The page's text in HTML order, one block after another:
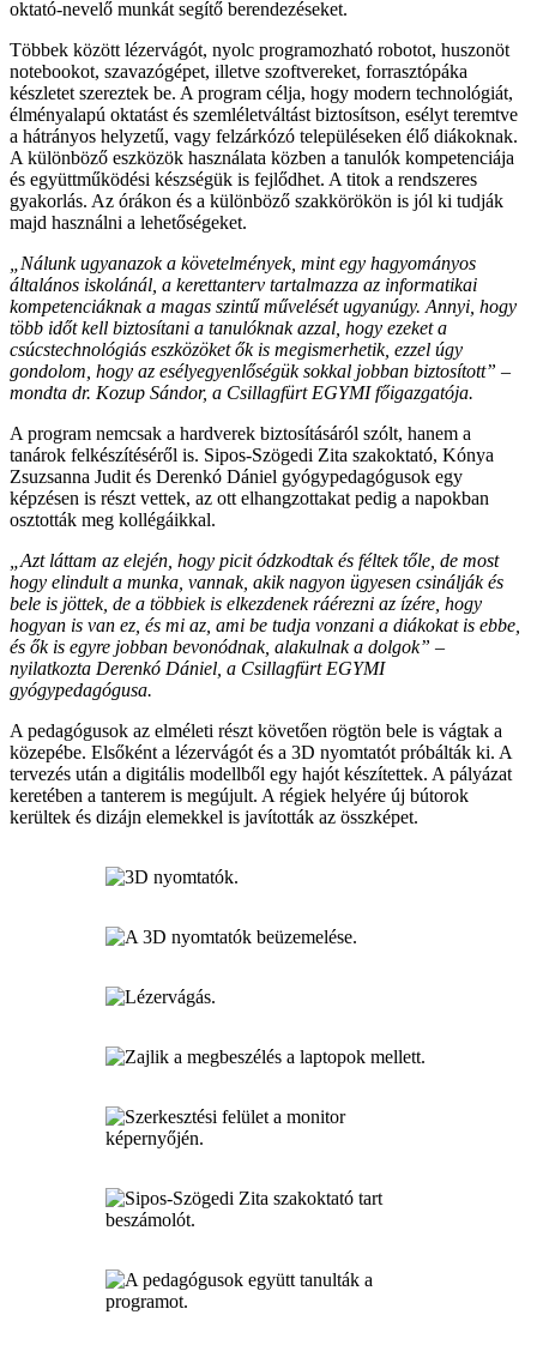
oktató-nevelő munkát segítő berendezéseket.
Többek között lézervágót, nyolc programozható robotot, huszonöt
notebookot, szavazógépet, illetve szoftvereket, forrasztópáka
készletet szereztek be. A program célja, hogy modern technológiát,
élményalapú oktatást és szemléletváltást biztosítson, esélyt teremtve
a hátrányos helyzetű, vagy felzárkózó településeken élő diákoknak.
A különböző eszközök használata közben a tanulók kompetenciája
és együttműködési készségük is fejlődhet. A titok a rendszeres
gyakorlás. Az órákon és a különböző szakkörökön is jól ki tudják
majd használni a lehetőségeket.
„Nálunk ugyanazok a követelmények, mint egy hagyományos
általános iskolánál, a kerettanterv tartalmazza az informatikai
kompetenciáknak a magas szintű művelését ugyanúgy. Annyi, hogy
több időt kell biztosítani a tanulóknak azzal, hogy ezeket a
csúcstechnológiás eszközöket ők is megismerhetik, ezzel úgy
gondolom, hogy az esélyegyenlőségük sokkal jobban biztosított” –
mondta dr. Kozup Sándor, a Csillagfürt EGYMI főigazgatója.
A program nemcsak a hardverek biztosításáról szólt, hanem a
tanárok felkészítéséről is. Sipos-Szögedi Zita szakoktató, Kónya
Zsuzsanna Judit és Derenkó Dániel gyógypedagógusok egy
képzésen is részt vettek, az ott elhangzottakat pedig a napokban
osztották meg kollégáikkal.
„Azt láttam az elején, hogy picit ódzkodtak és féltek tőle, de most
hogy elindult a munka, vannak, akik nagyon ügyesen csinálják és
bele is jöttek, de a többiek is elkezdenek ráérezni az ízére, hogy
hogyan is van ez, és mi az, ami be tudja vonzani a diákokat is ebbe,
és ők is egyre jobban bevonódnak, alakulnak a dolgok” –
nyilatkozta Derenkó Dániel, a Csillagfürt EGYMI
gyógypedagógusa.
A pedagógusok az elméleti részt követően rögtön bele is vágtak a
közepébe. Elsőként a lézervágót és a 3D nyomtatót próbálták ki. A
tervezés után a digitális modellből egy hajót készítettek. A pályázat
keretében a tanterem is megújult. A régiek helyére új bútorok
kerültek és dizájn elemekkel is javították az összképet.